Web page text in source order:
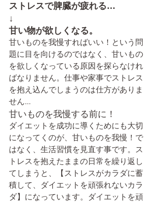
ストレスで脾臓が疲れる…
↓
甘い物が欲しくなる。
甘いものを我慢すればいい！という問
題に目を向けるのではなく、甘いもの
を欲しくなっている原因を探らなけれ
ばなりません。仕事や家事でストレス
を抱え込んでしまうのは仕方がありま
せん...
甘いものを我慢する前に！
ダイエットを成功に導くためにも大切
になってくのが、甘いものを我慢！で
はなく、生活習慣を見直す事です。ス
トレスを抱えたままの日常を繰り返し
てしまうと、【ストレスがカラダに蓄
積して、ダイエットを頑張れないカラ
ダ】になっています。ダイエットを頑